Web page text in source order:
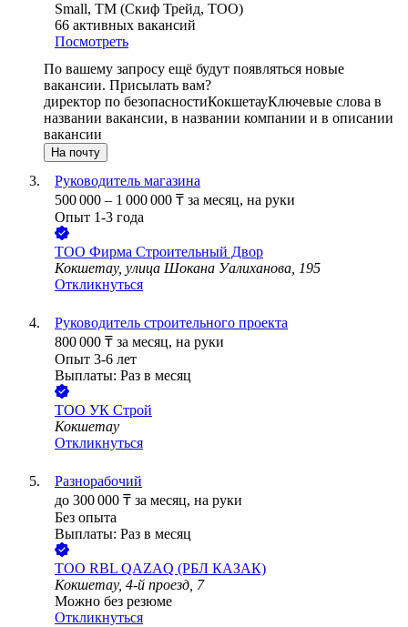
Small, ТМ (Скиф Трейд, ТОО)
66 активных вакансий
Посмотреть
По вашему запросу ещё будут появляться новые
вакансии. Присылать вам?
директор по безопасностиКокшетауКлючевые слова в
названии вакансии, в названии компании и в описании
вакансии
На почту
Руководитель магазина
500 000 – 1 000 000 ₸ за месяц, на руки
Опыт 1-3 года
ТОО Фирма Строительный Двор
Кокшетау, улица Шокана Уалиханова, 195
Откликнуться
Руководитель строительного проекта
800 000 ₸ за месяц, на руки
Опыт 3-6 лет
Выплаты: Раз в месяц
ТОО УК Строй
Кокшетау
Откликнуться
Разнорабочий
до 300 000 ₸ за месяц, на руки
Без опыта
Выплаты: Раз в месяц
ТОО RBL QAZAQ (РБЛ КАЗАК)
Кокшетау, 4-й проезд, 7
Можно без резюме
Откликнуться